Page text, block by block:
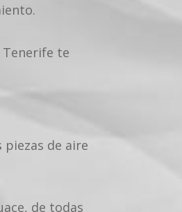
Tenerife te
de aire
de todas